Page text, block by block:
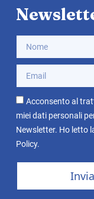
Acconsento al
miei dati personali
Newsletter. Ho letto
Policy.
Invia